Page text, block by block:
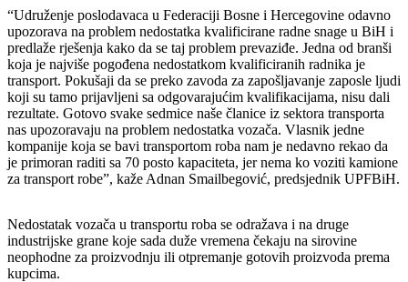
“Udruženje poslodavaca u Federaciji Bosne i Hercegovine odavno
upozorava na problem nedostatka kvalificirane radne snage u BiH i
predlaže rješenja kako da se taj problem prevaziđe. Jedna od branši
koja je najviše pogođena nedostatkom kvalificiranih radnika je
transport. Pokušaji da se preko zavoda za zapošljavanje zaposle ljudi
koji su tamo prijavljeni sa odgovarajućim kvalifikacijama, nisu dali
rezultate. Gotovo svake sedmice naše članice iz sektora transporta
nas upozoravaju na problem nedostatka vozača. Vlasnik jedne
kompanije koja se bavi transportom roba nam je nedavno rekao da
je primoran raditi sa 70 posto kapaciteta, jer nema ko voziti kamione
za transport robe”, kaže Adnan Smailbegović, predsjednik UPFBiH.
Nedostatak vozača u transportu roba se odražava i na druge
industrijske grane koje sada duže vremena čekaju na sirovine
neophodne za proizvodnju ili otpremanje gotovih proizvoda prema
kupcima.